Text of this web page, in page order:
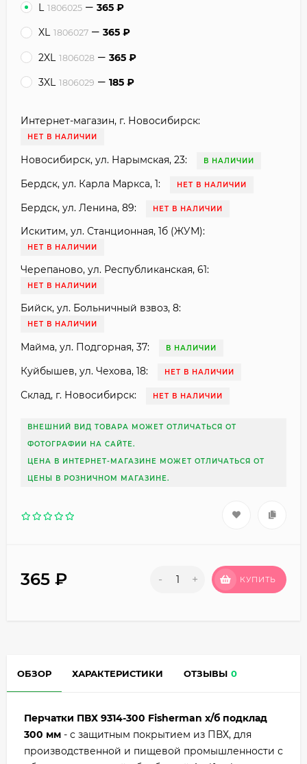
L 1806025 365 ₽
XL 1806027 365 ₽
2XL 1806028 365 ₽
3XL 1806029 185 ₽
Интернет-магазин, г. Новосибирск:
НЕТ В НАЛИЧИИ
Новосибирск, ул. Нарымская, 23: В НАЛИЧИИ
Бердск, ул. Карла Маркса, 1: НЕТ В НАЛИЧИИ
Бердск, ул. Ленина, 89: НЕТ В НАЛИЧИИ
Искитим, ул. Станционная, 1б (ЖУМ):
НЕТ В НАЛИЧИИ
Черепаново, ул. Республиканская, 61:
НЕТ В НАЛИЧИИ
Бийск, ул. Больничный взвоз, 8:
НЕТ В НАЛИЧИИ
Майма, ул. Подгорная, 37: В НАЛИЧИИ
Куйбышев, ул. Чехова, 18: НЕТ В НАЛИЧИИ
Склад, г. Новосибирск: НЕТ В НАЛИЧИИ
ВНЕШНИЙ ВИД ТОВАРА МОЖЕТ ОТЛИЧАТЬСЯ ОТ
ФОТОГРАФИИ НА САЙТЕ.
ЦЕНА В ИНТЕРНЕТ-МАГАЗИНЕ МОЖЕТ ОТЛИЧАТЬСЯ ОТ
ЦЕНЫ В РОЗНИЧНОМ МАГАЗИНЕ.
365 ₽ - + КУПИТЬ
ОБЗОР ХАРАКТЕРИСТИКИ ОТЗЫВЫ 0
Перчатки ПВХ 9314-300 Fisherman х/б подклад
300 мм - с защитным покрытием из ПВХ, для
производственной и пищевой промышленности с